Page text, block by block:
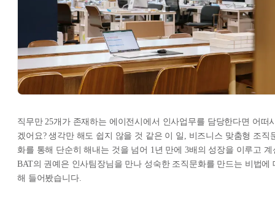
직무만 25개가 존재하는 에이전시에서 인사업무를 담당한다면 어떠
겠어요? 생각만 해도 쉽지 않을 것 같은 이 일, 비즈니스 맞춤형 조직
화를 통해 단순히 해내는 것을 넘어 1년 만에 3배의 성장을 이루고 계
BAT의 권예은 인사팀장님을 만나 성숙한 조직문화를 만드는 비법에
해 들어봤습니다.